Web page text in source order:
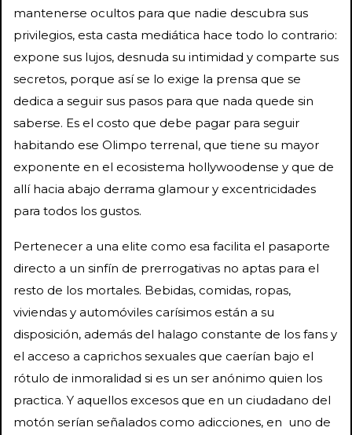
mantenerse ocultos para que nadie descubra sus
privilegios, esta casta mediática hace todo lo contrario:
expone sus lujos, desnuda su intimidad y comparte sus
secretos, porque así se lo exige la prensa que se
dedica a seguir sus pasos para que nada quede sin
saberse. Es el costo que debe pagar para seguir
habitando ese Olimpo terrenal, que tiene su mayor
exponente en el ecosistema hollywoodense y que de
allí hacia abajo derrama glamour y excentricidades
para todos los gustos.
Pertenecer a una elite como esa facilita el pasaporte
directo a un sinfín de prerrogativas no aptas para el
resto de los mortales. Bebidas, comidas, ropas,
viviendas y automóviles carísimos están a su
disposición, además del halago constante de los fans y
el acceso a caprichos sexuales que caerían bajo el
rótulo de inmoralidad si es un ser anónimo quien los
practica. Y aquellos excesos que en un ciudadano del
motón serían señalados como adicciones, en uno de